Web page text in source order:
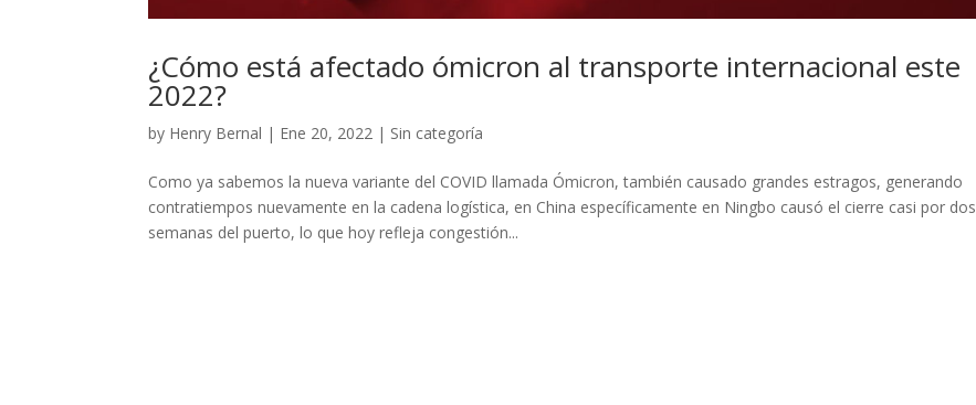
¿Cómo está afectado ómicron al transporte internacional este
2022?
by Henry Bernal | Ene 20, 2022 | Sin categoría
Como ya sabemos la nueva variante del COVID llamada Ómicron, también causado grandes estragos, generando
contratiempos nuevamente en la cadena logística, en China específicamente en Ningbo causó el cierre casi por dos
semanas del puerto, lo que hoy refleja congestión...